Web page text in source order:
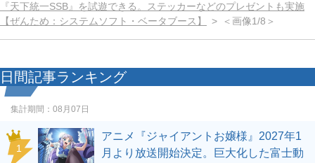
『天下統一SSB』を試遊できる。ステッカーなどのプレゼントも実施
【ぜんため：システムソフト・ベータブース】
＜画像1/8＞
日間記事ランキング
集計期間： 08月07日
1
アニメ『ジャイアントお嬢様』2027年1
月より放送開始決定。巨大化した富士動